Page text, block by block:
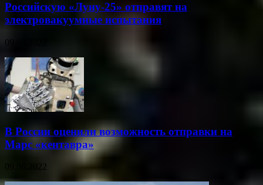
Российскую «Луну-25» отправят на
электровакуумные испытания
09.06.2022
В России оценили возможность отправки на
Марс «кентавра»
09.06.2022